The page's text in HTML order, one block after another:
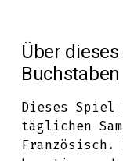
Über
Buchstaben
Dieses
täglichen